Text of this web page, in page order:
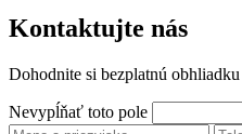
Kontaktujte nás
Dohodnite si bezplatnú
Nevypĺňať toto pole